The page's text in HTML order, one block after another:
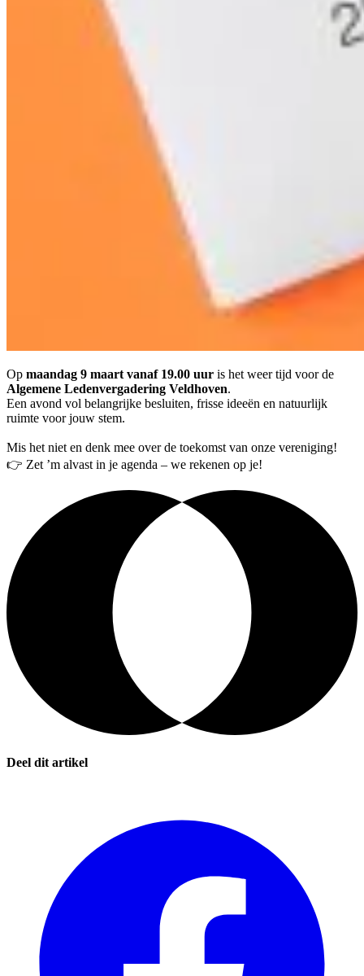
Op maandag 9 maart vanaf 19.00 uur is het weer tijd voor de
Algemene Ledenvergadering Veldhoven.
Een avond vol belangrijke besluiten, frisse ideeën en natuurlijk
ruimte voor jouw stem.
Mis het niet en denk mee over de toekomst van onze vereniging!
👉 Zet ’m alvast in je agenda – we rekenen op je!
Deel dit artikel